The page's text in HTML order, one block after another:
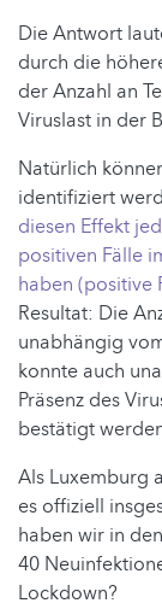
Die Antwort
durch die
der Anzahl an
Viruslast in der
Natürlich
identifiziert
diesen Effekt
positiven Fälle
haben (positive
Resultat: Die
unabhängig
konnte auch
Präsenz des
bestätigt
Als Luxemburg
es offiziell
haben wir in
40
Lockdown?